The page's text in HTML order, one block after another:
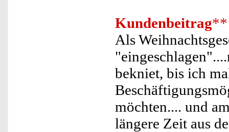
Kundenbeitrag**
Als
bekniet, bis ich
möchten.... und
längere Zeit aus